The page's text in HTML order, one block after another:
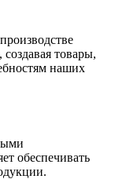
товары,
наших
обеспечивать